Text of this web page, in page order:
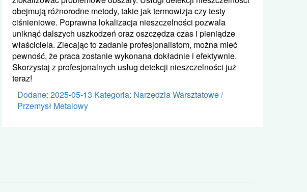
obejmują różnorodne metody, takie jak termowizja czy testy
ciśnieniowe. Poprawna lokalizacja nieszczelności pozwala
uniknąć dalszych uszkodzeń oraz oszczędza czas i pieniądze
właściciela. Zlecając to zadanie profesjonalistom, można mieć
pewność, że praca zostanie wykonana dokładnie i efektywnie.
Skorzystaj z profesjonalnych usług detekcji nieszczelności już
teraz!
Dodane: 2025-05-13 Kategoria: Narzędzia Warsztatowe /
Przemysł Metalowy